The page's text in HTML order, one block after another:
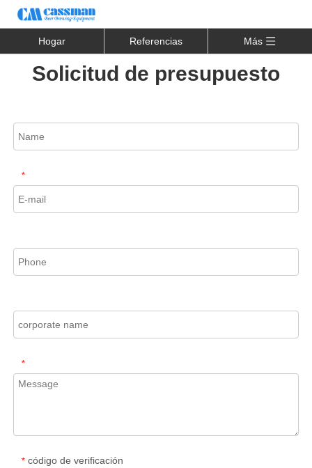
Hogar Referencias Más
Solicitud de presupuesto
*
*
* código de verificación